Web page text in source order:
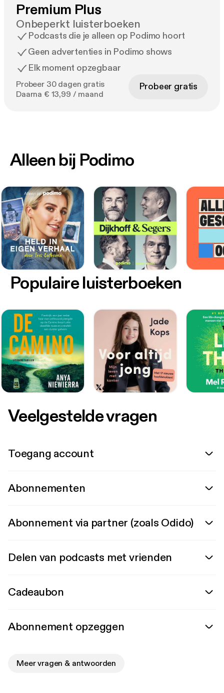
Premium Plus
Onbeperkt luisterboeken
Podcasts die je alleen op Podimo hoort
Geen advertenties in Podimo shows
Elk moment opzegbaar
Probeer 30 dagen gratis
Daarna € 13,99 / maand
Probeer gratis
Alleen bij Podimo
Populaire luisterboeken
Veelgestelde vragen
Toegang account
Abonnementen
Abonnement via partner (zoals Odido)
Delen van podcasts met vrienden
Cadeaubon
Abonnement opzeggen
Meer vragen & antwoorden